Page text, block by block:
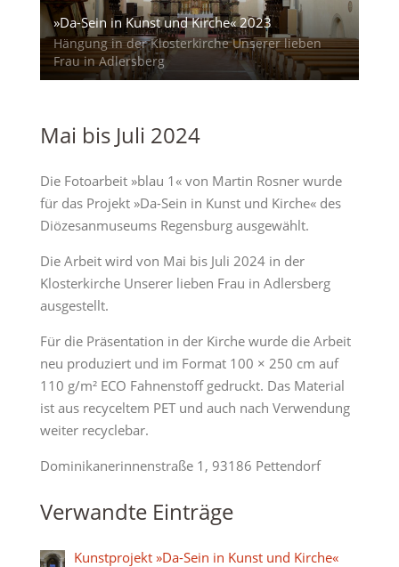
»Da-Sein in Kunst und Kirche« 2023
Hängung in der Klosterkirche Unserer lieben
Frau in Adlersberg
Mai bis Juli 2024
Die Fotoarbeit »blau 1« von Martin Rosner wurde
für das Projekt »Da-Sein in Kunst und Kirche« des
Diözesanmuseums Regensburg ausgewählt.
Die Arbeit wird von Mai bis Juli 2024 in der
Klosterkirche Unserer lieben Frau in Adlersberg
ausgestellt.
Für die Präsentation in der Kirche wurde die Arbeit
neu produziert und im Format 100 × 250 cm auf
110 g/m² ECO Fahnenstoff gedruckt. Das Material
ist aus recyceltem PET und auch nach Verwendung
weiter recyclebar.
Dominikanerinnenstraße 1, 93186 Pettendorf
Verwandte Einträge
Kunstprojekt »Da-Sein in Kunst und Kirche«